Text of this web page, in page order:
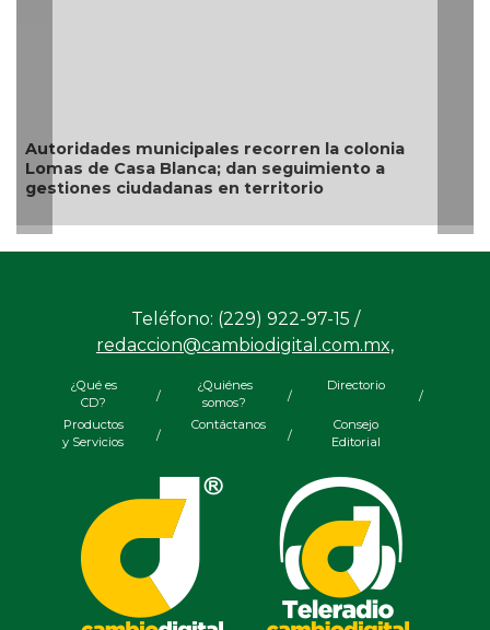
Teléfono: (229) 922-97-15 /
redaccion@cambiodigital.com.mx,
¿Qué es
CD?
/
¿Quiénes
somos?
/
Directorio
/
Productos
y Servicios
/
Contáctanos
/
Consejo
Editorial